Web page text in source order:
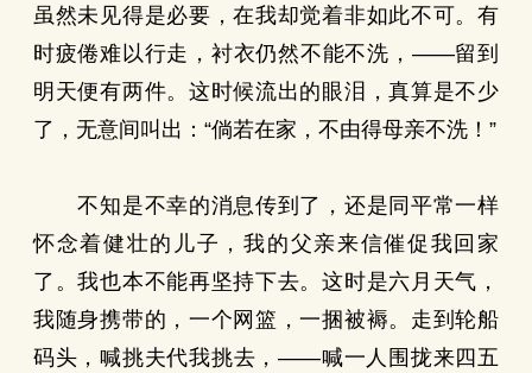
虽然未见得是必要，在我却觉着非如此不可。有
时疲倦难以行走，衬衣仍然不能不洗，——留到
明天便有两件。这时候流出的眼泪，真算是不少
了，无意间叫出：“倘若在家，不由得母亲不洗！”
不知是不幸的消息传到了，还是同平常一样
怀念着健壮的儿子，我的父亲来信催促我回家
了。我也本不能再坚持下去。这时是六月天气，
我随身携带的，一个网篮，一捆被褥。走到轮船
码头，喊挑夫代我挑去，——喊一人围拢来四五